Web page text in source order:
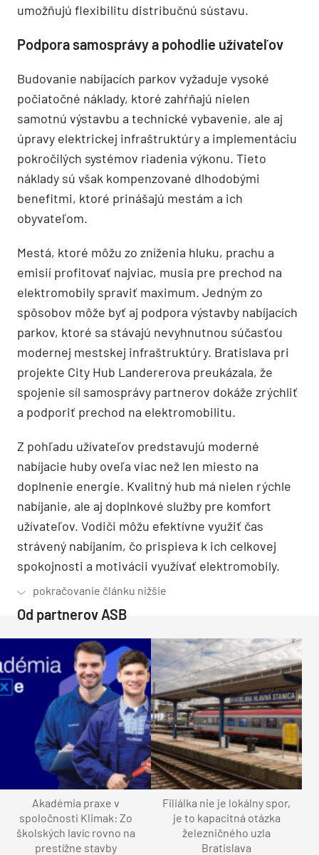
umožňujú flexibilitu distribučnú sústavu.
Podpora samosprávy a pohodlie užívateľov
Budovanie nabíjacích parkov vyžaduje vysoké
počiatočné náklady, ktoré zahŕňajú nielen
samotnú výstavbu a technické vybavenie, ale aj
úpravy elektrickej infraštruktúry a implementáciu
pokročilých systémov riadenia výkonu. Tieto
náklady sú však kompenzované dlhodobými
benefitmi, ktoré prinášajú mestám a ich
obyvateľom.
Mestá, ktoré môžu zo zníženia hluku, prachu a
emisií profitovať najviac, musia pre prechod na
elektromobily spraviť maximum. Jedným zo
spôsobov môže byť aj podpora výstavby nabíjacích
parkov, ktoré sa stávajú nevyhnutnou súčasťou
modernej mestskej infraštruktúry. Bratislava pri
projekte City Hub Landererova preukázala, že
spojenie síl samosprávy partnerov dokáže zrýchliť
a podporiť prechod na elektromobilitu.
Z pohľadu užívateľov predstavujú moderné
nabíjacie huby oveľa viac než len miesto na
doplnenie energie. Kvalitný hub má nielen rýchle
nabíjanie, ale aj doplnkové služby pre komfort
užívateľov. Vodiči môžu efektívne využiť čas
strávený nabíjaním, čo prispieva k ich celkovej
spokojnosti a motivácii využívať elektromobily.
Od partnerov ASB
Akadémia praxe v
spoločnosti Klimak: Zo
školských lavíc rovno na
prestížne stavby
Filiálka nie je lokálny spor,
je to kapacitná otázka
železničného uzla
Bratislava